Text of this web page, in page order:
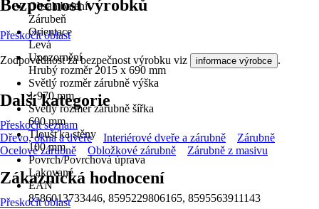
Obsah balení
Zárubeň
Orientace
Levá
Upozornění
Hrubý rozměr 2015 x 690 mm
Světlý rozměr zárubně výška
1 970 mm
Světlý rozměr zárubně šířka
600 mm
Tloušťka stěny
100 mm
Povrch/Povrchová úprava
Lakované
EAN
8586013733446, 8595229806165, 8595563911143
Bezpečnost výrobků
Přeskočit oblast
Zodpovědnost za bezpečnost výrobku viz informace výrobce .
Další kategorie
Přeskočit seznam
Dřevo, okna a dveře
Interiérové dveře a zárubně
Zárubně
Ocelové zárubně
Obložkové zárubně Zárubně z masivu
Zákaznická hodnocení
Přeskočit oblast